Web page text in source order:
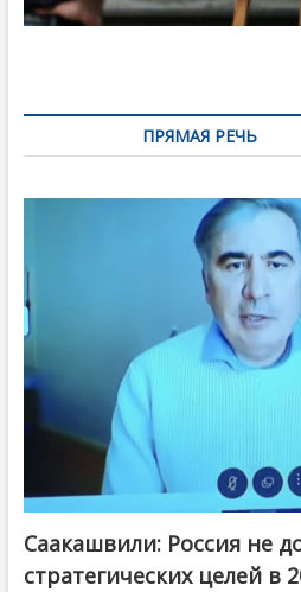
ПРЯМАЯ РЕЧЬ
Саакашвили: Россия не
стратегических целей в